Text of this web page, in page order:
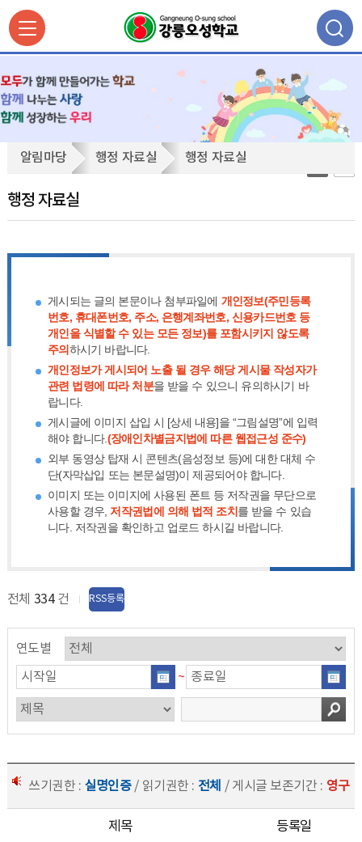
자
료
알림마당 행정 자료실 행정 자료실
행정 자료실
게시되는 글의 본문이나 첨부파일에 개인정보(주민등록
번호, 휴대폰번호, 주소, 은행계좌번호, 신용카드번호 등
개인을 식별할 수 있는 모든 정보)를 포함시키지 않도록
주의하시기 바랍니다.
개인정보가 게시되어 노출 될 경우 해당 게시물 작성자가
관련 법령에 따라 처분을 받을 수 있으니 유의하시기 바
랍니다.
게시글에 이미지 삽입 시 [상세 내용]을 “그림설명”에 입력
해야 합니다.(장애인차별금지법에 따른 웹접근성 준수)
외부 동영상 탑재 시 콘텐츠(음성정보 등)에 대한 대체 수
단(자막삽입 또는 본문설명)이 제공되어야 합니다.
이미지 또는 이미지에 사용된 폰트 등 저작권을 무단으로
사용할 경우, 저작권법에 의해 법적 조치 를 받을 수 있습
니다. 저작권을 확인하고 업로드 하시길 바랍니다.
전체 334 건 RSS등록
연도별
~
쓰기권한 : 실명인증/ 읽기권한 : 전체 / 게시글 보존기간 : 영구
제목 등록일